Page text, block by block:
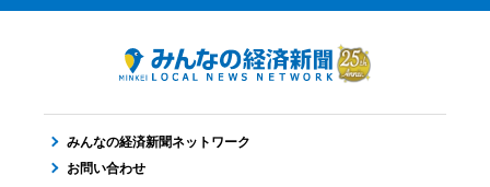
みんなの経済新聞ネットワーク
お問い合わせ